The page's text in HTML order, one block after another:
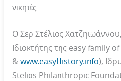
νικητές
Ο Σερ Στέλιος
Ιδιοκτήτης της easy family
&www.easyHistory.info),
Stelios Philanthropic